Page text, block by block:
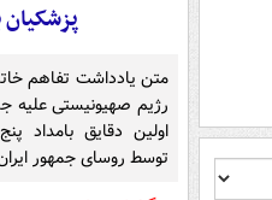
متن یادداشت تفاهم
رژیم صهیونیستی علیه
توسط روسای جمهور